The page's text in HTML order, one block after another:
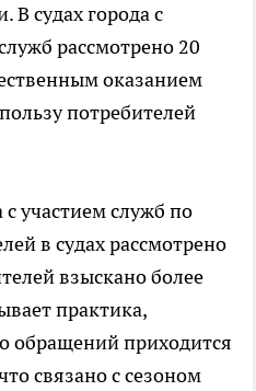
В судах города с
рассмотрено 20
оказанием
потребителей
с участием служб по
в судах рассмотрено
взыскано более
практика,
обращений приходится
связано с сезоном